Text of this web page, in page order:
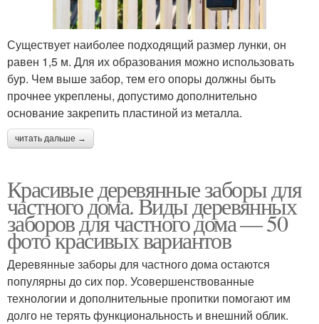
Существует наиболее подходящий размер лунки, он
равен 1,5 м. Для их образования можно использовать
бур. Чем выше забор, тем его опоры должны быть
прочнее укреплены, допустимо дополнительно
основание закрепить пластиной из металла.
читать дальше →
Красивые деревянные заборы для
частного дома. Виды деревянных
заборов для частного дома — 50
фото красивых вариантов
Деревянные заборы для частного дома остаются
популярны до сих пор. Усовершенствованные
технологии и дополнительные пропитки помогают им
долго не терять функциональность и внешний облик.